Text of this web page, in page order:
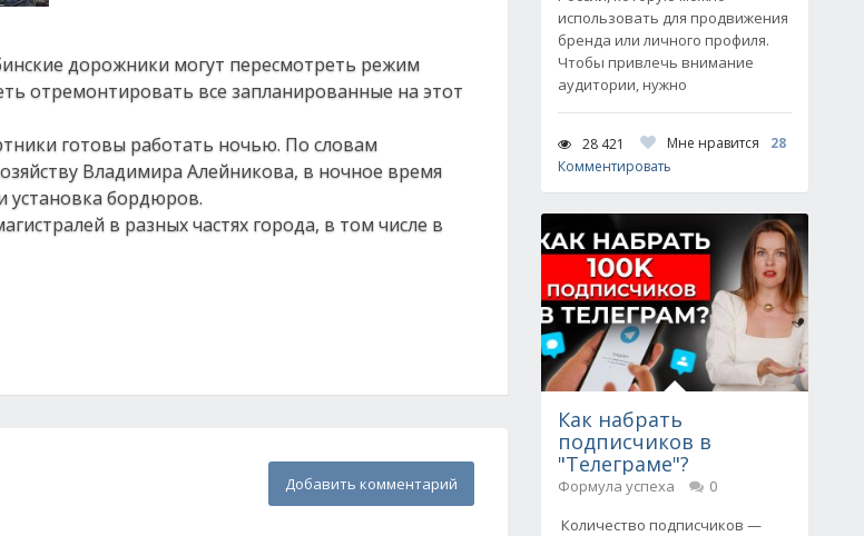
дорожники могут пересмотреть режим
отремонтировать все запланированные на этот
готовы работать ночью. По словам
Владимира Алейникова, в ночное время
установка бордюров.
в разных частях города, в том числе в
Добавить комментарий
использовать для продвижения
бренда или личного профиля.
Чтобы привлечь внимание
аудитории, нужно
28 421 Мне нравится
28
Комментировать
Как набрать
подписчиков в
"Телеграме"?
Формула успеха
0
Количество подписчиков —